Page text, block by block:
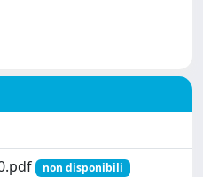
non disponibili